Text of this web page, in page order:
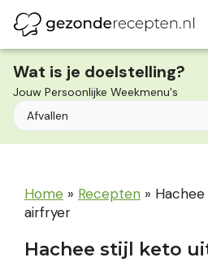
naar
de
inhoud
Wat is je doelstelling?
Jouw Persoonlijke Weekmenu's
Home » Recepten »
airfryer
Hachee stijl keto